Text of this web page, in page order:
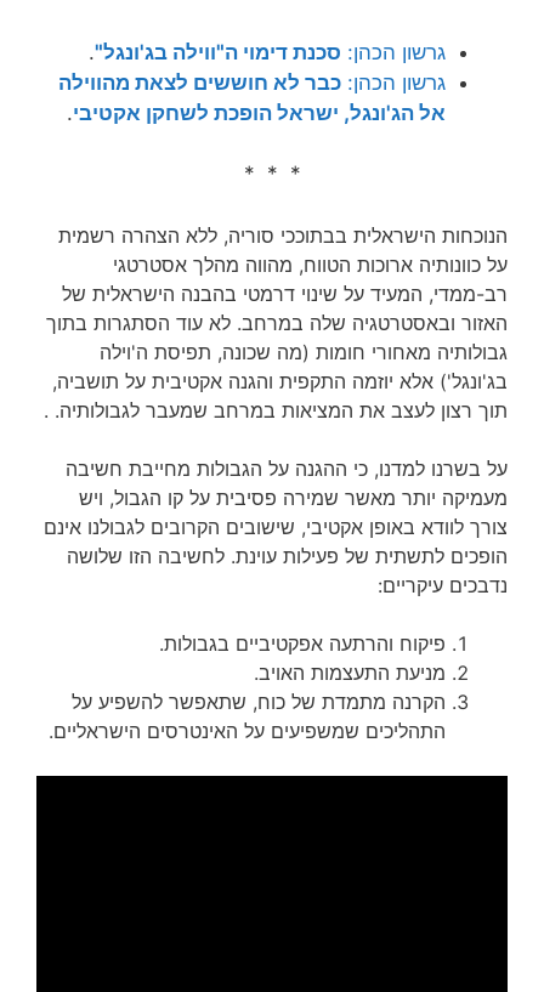
גרשון הכהן: סכנת דימוי ה"ווילה בג'ונגל".
גרשון הכהן: כבר לא חוששים לצאת מהווילה
אל הג'ונגל, ישראל הופכת לשחקן אקטיבי.
* * *
הנוכחות הישראלית בבתוככי סוריה, ללא הצהרה רשמית
על כוונותיה ארוכות הטווח, מהווה מהלך אסטרטגי
רב-ממדי, המעיד על שינוי דרמטי בהבנה הישראלית של
האזור ובאסטרטגיה שלה במרחב. לא עוד הסתגרות בתוך
גבולותיה מאחורי חומות (מה שכונה, תפיסת ה'וילה
בג'ונגל') אלא יוזמה התקפית והגנה אקטיבית על תושביה,
תוך רצון לעצב את המציאות במרחב שמעבר לגבולותיה. .
על בשרנו למדנו, כי ההגנה על הגבולות מחייבת חשיבה
מעמיקה יותר מאשר שמירה פסיבית על קו הגבול, ויש
צורך לוודא באופן אקטיבי, שישובים הקרובים לגבולנו אינם
הופכים לתשתית של פעילות עוינת. לחשיבה הזו שלושה
נדבכים עיקריים:
פיקוח והרתעה אפקטיביים בגבולות.
מניעת התעצמות האויב.
הקרנה מתמדת של כוח, שתאפשר להשפיע על
התהליכים שמשפיעים על האינטרסים הישראליים.